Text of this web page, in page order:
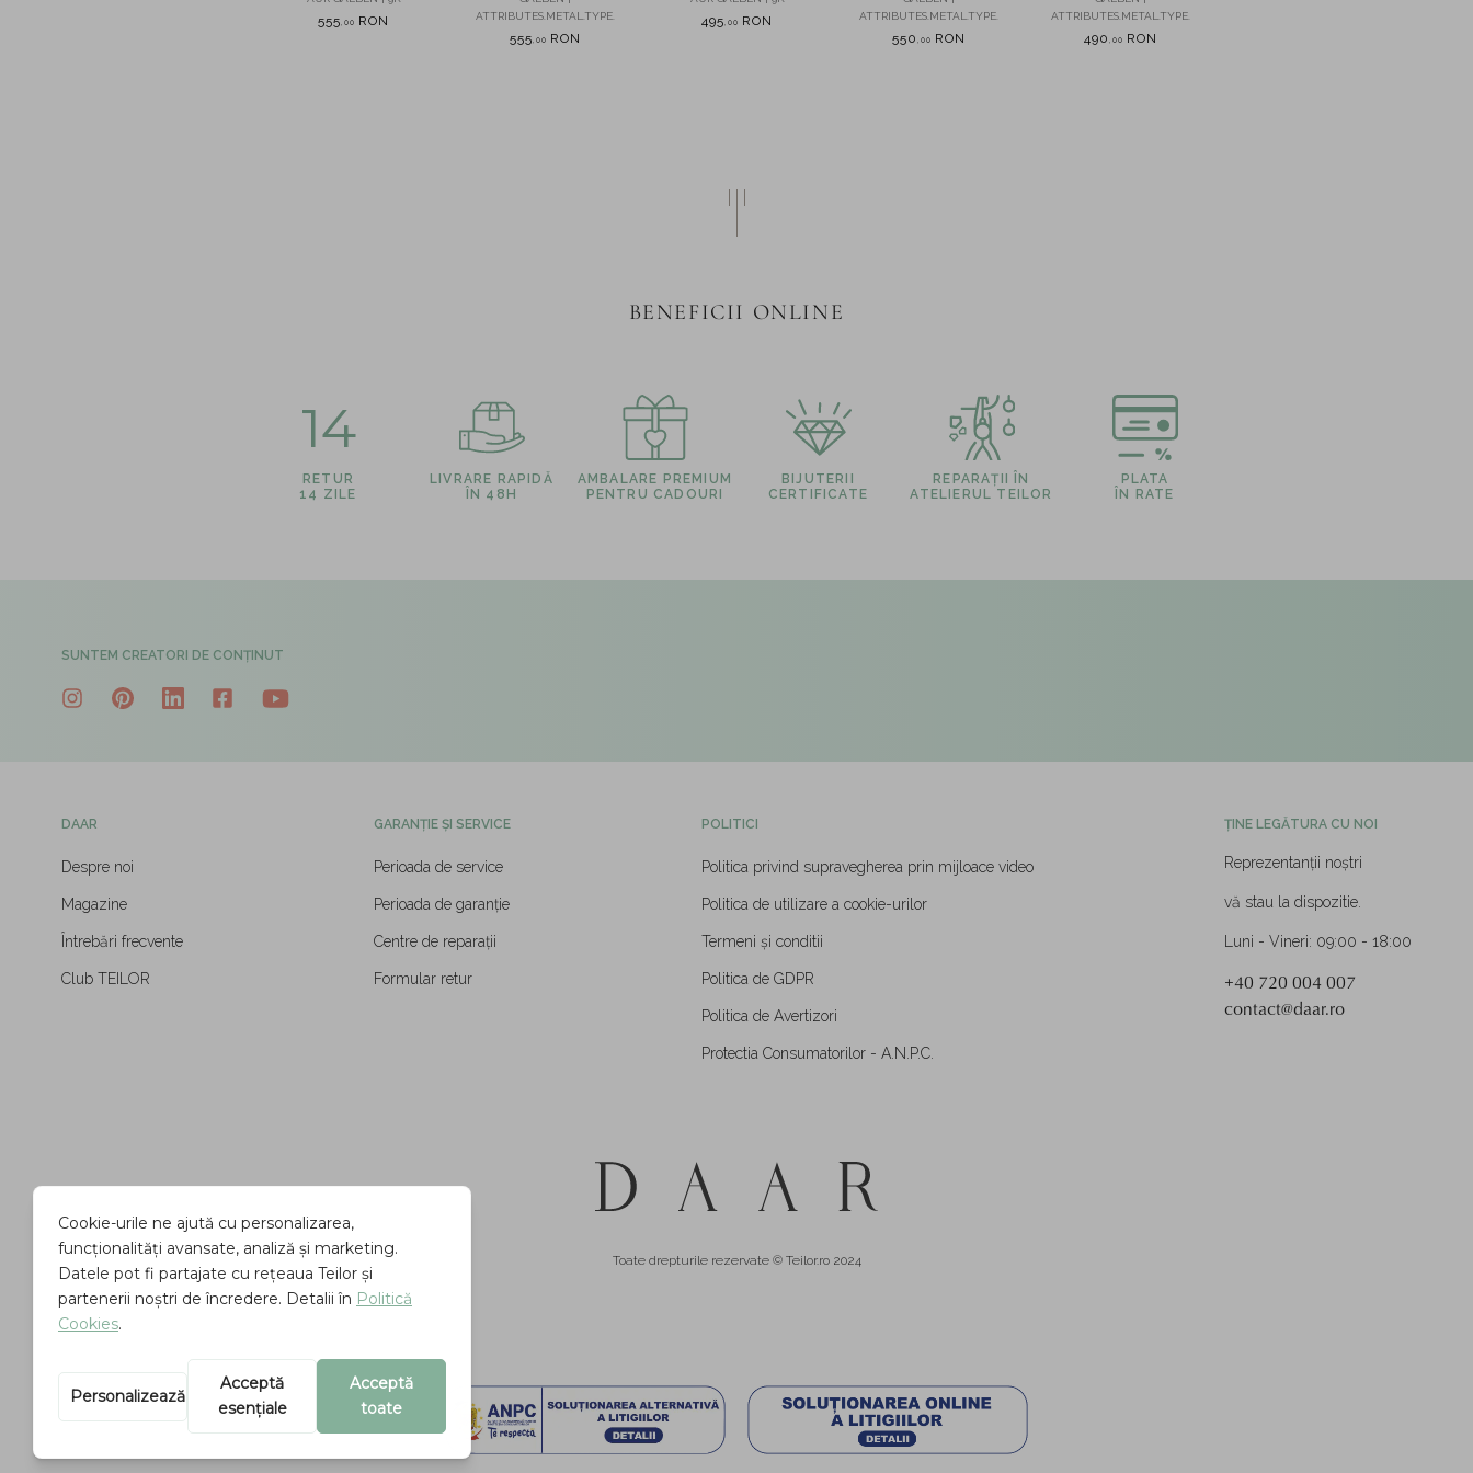
555,00 RON
ATTRIBUTES.METAL.TYPE.
555,00 RON
495,00 RON
de cultura
ATTRIBUTES.METAL.TYPE.
550,00 RON
ATTRIBUTES.METAL.TYPE.
490,00 RON
BENEFICII ONLINE
14
RETUR
14 ZILE
LIVRARE RAPIDĂ
ÎN 48H
AMBALARE PREMIUM
PENTRU CADOURI
BIJUTERII
CERTIFICATE
REPARAȚII ÎN
ATELIERUL TEILOR
PLATA
ÎN RATE
SUNTEM CREATORI DE CONȚINUT
DAAR
Despre noi
Magazine
Întrebări frecvente
Club TEILOR
GARANȚIE ȘI SERVICE
Perioada de service
Perioada de garanție
Centre de reparații
Formular retur
POLITICI
Politica privind supravegherea prin mijloace video
Politica de utilizare a cookie-urilor
Termeni și conditii
Politica de GDPR
Politica de Avertizori
Protectia Consumatorilor - A.N.P.C.
ȚINE LEGĂTURA CU NOI
Reprezentanții noștri
vă stau la dispozitie.
Luni - Vineri: 09:00 - 18:00
+40 720 004 007
contact@daar.ro
Toate drepturile rezervate © Teilor.ro 2024